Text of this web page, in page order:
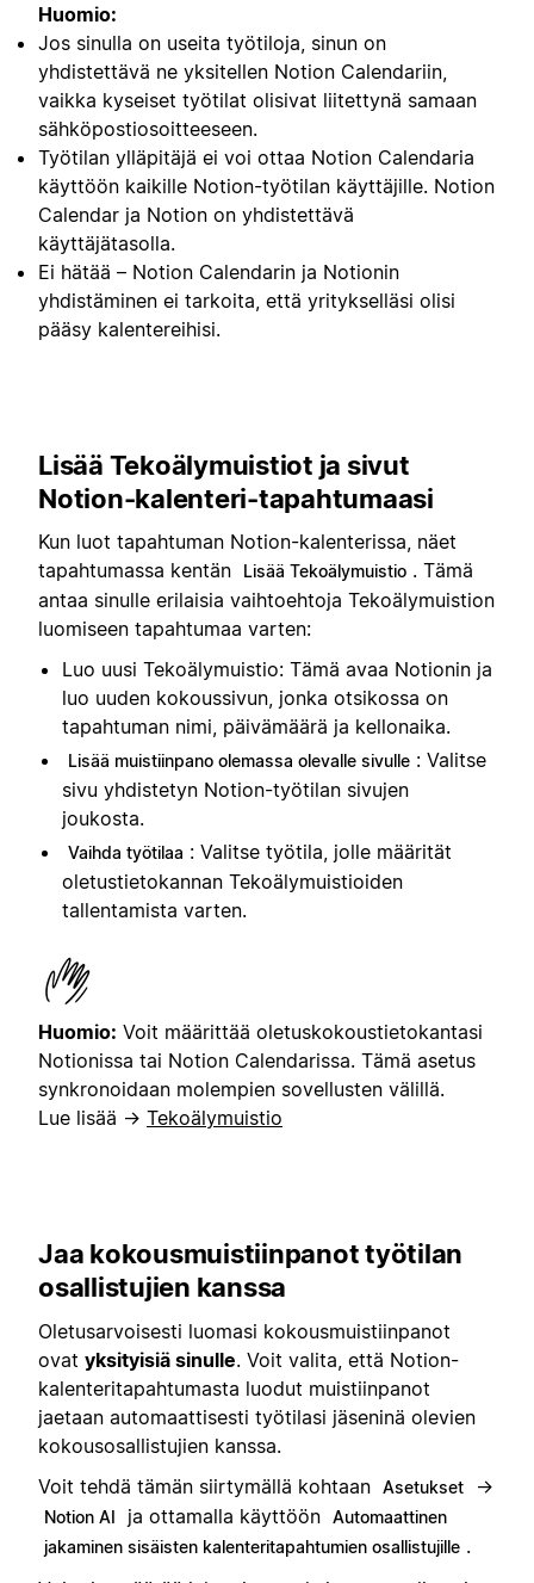
Huomio:
Jos sinulla on useita työtiloja, sinun on
yhdistettävä ne yksitellen Notion Calendariin,
vaikka kyseiset työtilat olisivat liitettynä samaan
sähköpostiosoitteeseen.
Työtilan ylläpitäjä ei voi ottaa Notion Calendaria
käyttöön kaikille Notion-työtilan käyttäjille. Notion
Calendar ja Notion on yhdistettävä
käyttäjätasolla.
Ei hätää – Notion Calendarin ja Notionin
yhdistäminen ei tarkoita, että yritykselläsi olisi
pääsy kalentereihisi.
Lisää Tekoälymuistiot ja sivut
Notion-kalenteri-tapahtumaasi
Kun luot tapahtuman Notion-kalenterissa, näet
tapahtumassa kentän
Lisää Tekoälymuistio . Tämä
antaa sinulle erilaisia vaihtoehtoja Tekoälymuistion
luomiseen tapahtumaa varten:
Luo uusi Tekoälymuistio: Tämä avaa Notionin ja
luo uuden kokoussivun, jonka otsikossa on
tapahtuman nimi, päivämäärä ja kellonaika.
Lisää muistiinpano olemassa olevalle sivulle : Valitse
sivu yhdistetyn Notion-työtilan sivujen
joukosta.
Vaihda työtilaa : Valitse työtila, jolle määrität
oletustietokannan Tekoälymuistioiden
tallentamista varten.
Huomio: Voit määrittää oletuskokoustietokantasi
Notionissa tai Notion Calendarissa. Tämä asetus
synkronoidaan molempien sovellusten välillä.
Lue lisää → Tekoälymuistio
Jaa kokousmuistiinpanot työtilan
osallistujien kanssa
Oletusarvoisesti luomasi kokousmuistiinpanot
ovat yksityisiä sinulle. Voit valita, että Notion-
kalenteritapahtumasta luodut muistiinpanot
jaetaan automaattisesti työtilasi jäseninä olevien
kokousosallistujien kanssa.
Voit tehdä tämän siirtymällä kohtaan Asetukset →
Notion AI ja ottamalla käyttöön Automaattinen
jakaminen sisäisten kalenteritapahtumien osallistujille .